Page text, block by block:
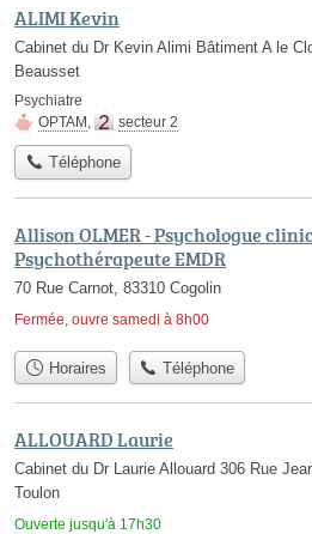
ALIMI Kevin
Cabinet du Dr Kevin Alimi Bâtiment A le
Beausset
Psychiatre
OPTAM , secteur 2
Téléphone
Allison OLMER - Psychologue
Psychothérapeute EMDR
70 Rue Carnot, 83310 Cogolin
Fermée, ouvre samedi à 8h00
Horaires Téléphone
ALLOUARD Laurie
Cabinet du Dr Laurie Allouard 306 Rue
Toulon
Ouverte jusqu'à 17h30